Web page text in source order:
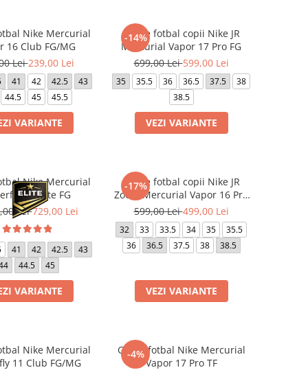
Nike Mercurial
16 Club FG/MG
Lei239,00 Lei
41 42 42.5
43
44.5
45 45.5
VARIANTE
-14%
Ghete fotbal copii Nike JR
Mercurial Vapor 17 Pro FG
699,00 Lei599,00 Lei
35 35.5 36 36.5 37.5
38
38.5
VEZI VARIANTE
Nike Mercurial
10 Elite FG
Lei729,00 Lei
41 42 42.5
43
44.5 45
VARIANTE
-17%
Ghete fotbal copii Nike JR
Zoom Mercurial Vapor 16 Pro
FG
599,00 Lei499,00 Lei
32 33 33.5 34 35
35.5
36
36.5 37.5 38 38.5
VEZI VARIANTE
Nike Mercurial
11 Club FG/MG
-4%
Ghete fotbal Nike Mercurial
Vapor 17 Pro TF